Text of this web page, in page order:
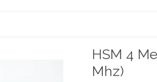
HSM 4
Mhz)